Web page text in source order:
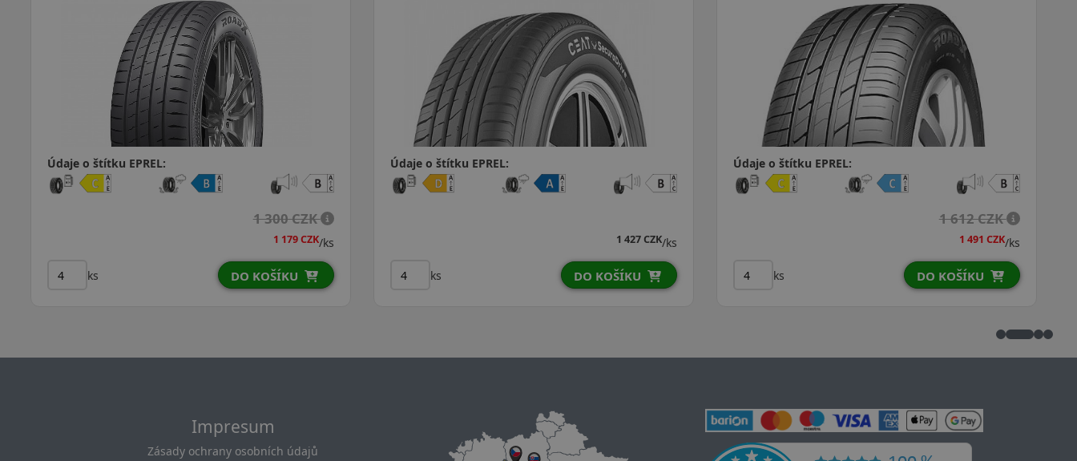
Údaje o štítku EPREL:
1 942 CZK
DO KOŠÍKU
Údaje o štítku EPREL:
1 944 CZK
DO KOŠÍKU
Údaje o štítku EPREL:
2 140 CZK
2 080 CZK
DO KOŠÍKU
Impresum
Zásady ochrany osobních údajů